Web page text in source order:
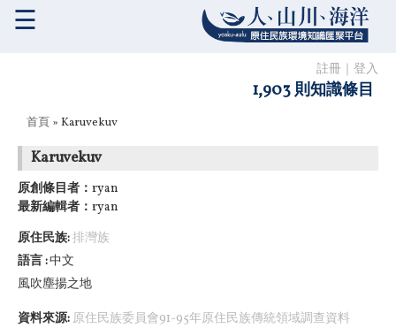
註冊 登入
1,903 則知識條目
☰
您在這裡
首頁 » Karuvekuv
Karuvekuv
原創條目者： ryan
最新編輯者： ryan
原住民族:排灣族
語言 中文
風吹塵揚之地
資料來源: 原住民族委員會91-95年原住民族傳統領域調查資料